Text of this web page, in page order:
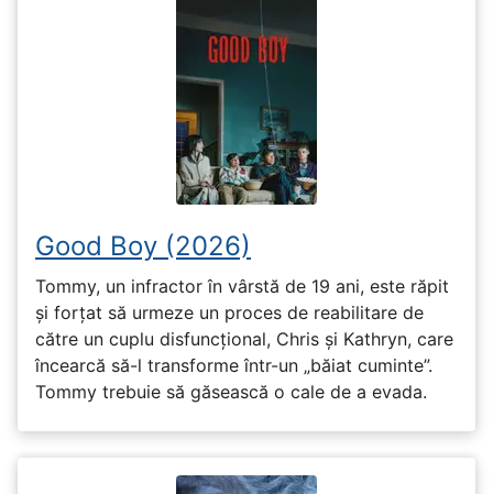
Good Boy (2026)
Tommy, un infractor în vârstă de 19 ani, este răpit
și forțat să urmeze un proces de reabilitare de
către un cuplu disfuncțional, Chris și Kathryn, care
încearcă să-l transforme într-un „băiat cuminte”.
Tommy trebuie să găsească o cale de a evada.